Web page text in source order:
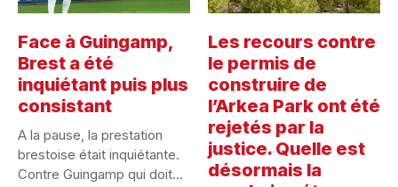
Face à Guingamp,
Brest a été
inquiétant puis plus
consistant
A la pause, la prestation
brestoise était inquiétante.
Contre Guingamp qui doit...
Les recours contre
le permis de
construire de
l’Arkea Park ont été
rejetés par la
justice. Quelle est
désormais la